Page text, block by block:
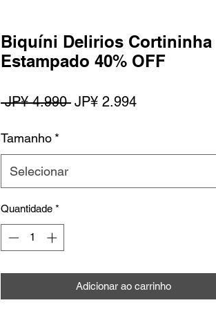
Biquíni Delirios Cortininha
Estampado 40% OFF
JP¥ 4.990 Preço
JP¥ 2.994Preço
Tamanho *
Selecionar
Quantidade *
Adicionar ao carrinho